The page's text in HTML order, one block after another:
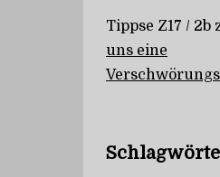
Tippse Z17 / 2b
uns eine